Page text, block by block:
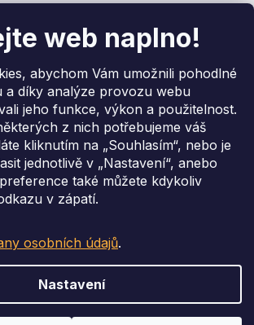
web naplno!
abychom Vám umožnili pohodlné
a díky analýze provozu webu
jeho funkce, výkon a použitelnost.
z nich potřebujeme váš
kliknutím na „Souhlasím“, nebo je
jednotlivě v „Nastavení“, anebo
také můžete kdykoliv
v zápatí.
osobních údajů.
Nastavení
– Kdy je lepší než
na extrémní počasí
Vytvořil Shoptet
Perfektum - Shop Online. Všechna práva
Upravit nastavení cookies